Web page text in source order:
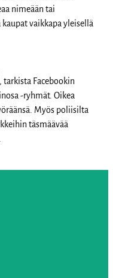
nimeään tai
vaikkapa yleisellä
tarkista Facebookin
-ryhmät. Oikea
Myös poliisilta
täsmäävää